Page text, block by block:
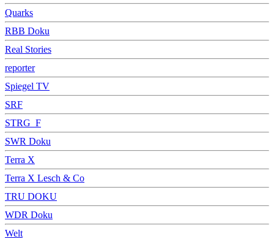
Quarks
RBB Doku
Real Stories
reporter
Spiegel TV
SRF
STRG_F
SWR Doku
Terra X
Terra X Lesch & Co
TRU DOKU
WDR Doku
Welt